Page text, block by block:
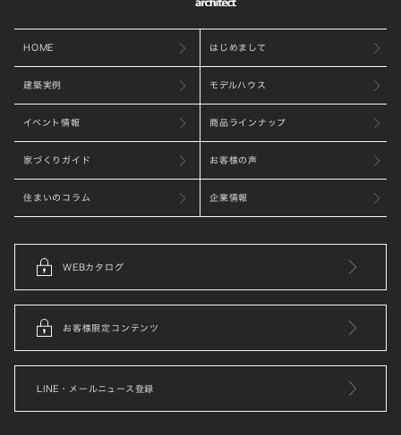
HOME はじめまして
建築実例 モデルハウス
イベント情報 商品ラインナップ
家づくりガイド お客様の声
住まいのコラム 企業情報
WEBカタログ
お客様限定コンテンツ
LINE・メールニュース登録